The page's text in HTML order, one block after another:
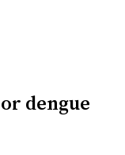
dengue